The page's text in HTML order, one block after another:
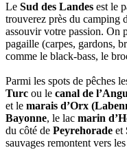
Le Sud des Landes est le
trouverez près du camping
assouvir votre passion. On
pagaille (carpes, gardons,
comme le black-bass, le
Parmi les spots de pêches
Turc ou le canal de
et le marais d’Orx
Bayonne, le lac marin
du côté de Peyrehorade et
sauvages remontent vers les